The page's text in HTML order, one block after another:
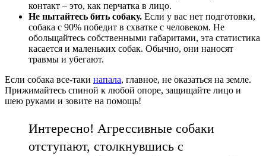
контакт – это, как перчатка в лицо.
Не пытайтесь бить собаку. Если у вас нет подготовки,
собака с 90% победит в схватке с человеком. Не
обольщайтесь собственными габаритами, эта статистика
касается и маленьких собак. Обычно, они наносят
травмы и убегают.
Если собака все-таки напала, главное, не оказаться на земле.
Прижимайтесь спиной к любой опоре, защищайте лицо и
шею руками и зовите на помощь!
Интересно! Агрессивные собаки
отступают, столкнувшись с